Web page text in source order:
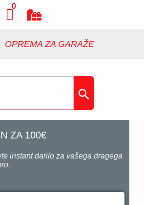
0
OPREMA ZA GARAŽE
ZA 100€
instant darilo za vašega dragega